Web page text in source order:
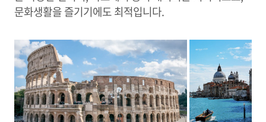
문화생활을 즐기기에도 최적입니다.